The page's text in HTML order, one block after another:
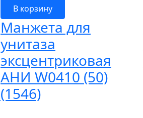
В корзину
Манжета для
унитаза
эксцентриковая
АНИ W0410 (50)
(1546)